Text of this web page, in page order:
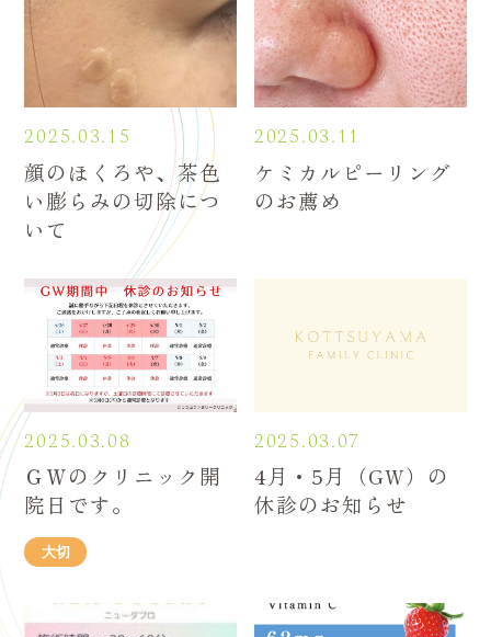
2025.03.15
顔のほくろや、茶色
い膨らみの切除につ
いて
2025.03.11
ケミカルピーリング
のお薦め
2025.03.08
ＧＷのクリニック開
院日です。
大切
2025.03.07
4月・5月（GW）の
休診のお知らせ